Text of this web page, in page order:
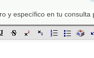
y específico en tu